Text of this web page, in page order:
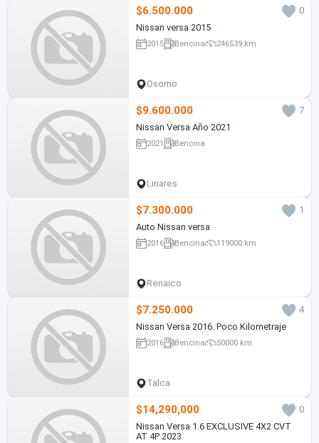
$6.500.000
0
Nissan versa 2015
2015 Bencina 246539 km
Osorno
$9.600.000
7
Nissan Versa Año 2021
2021 Bencina
Linares
$7.300.000
1
Auto Nissan versa
2016 Bencina 119000 km
Renaico
$7.250.000
4
Nissan Versa 2016. Poco Kilometraje
2016 Bencina 50000 km
Talca
$14,290,000
0
Nissan Versa 1.6 EXCLUSIVE 4X2 CVT
AT 4P 2023